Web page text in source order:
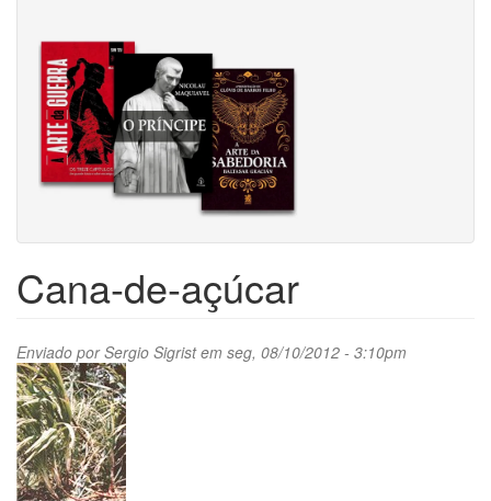
Cana-de-açúcar
Enviado porSergio Sigristem seg, 08/10/2012 - 3:10pm